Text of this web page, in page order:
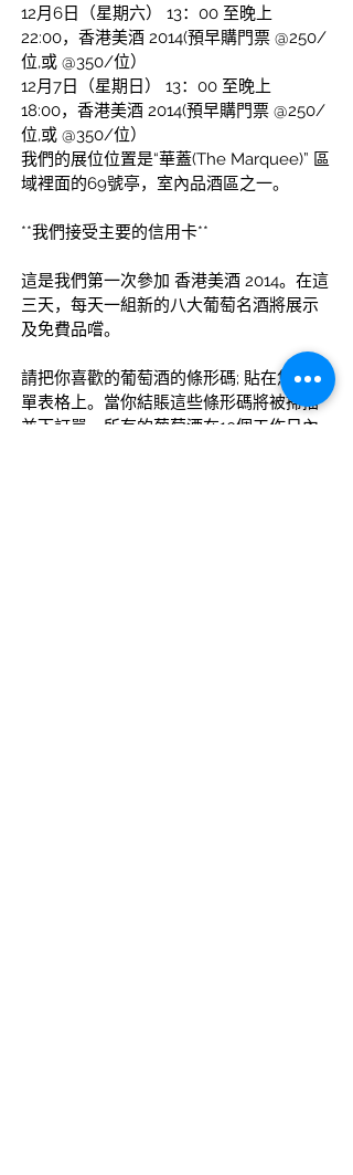
12月6日（星期六）
13：00 至晚上
22:00，香港美酒 2014(預早購門票 @250/
位,或 @350/位）
12月7日（星期日）
13：00 至晚上
18:00，香港美酒 2014(預早購門票 @250/
位,或 @350/位）
我們的展位位置是“華蓋(The Marquee)” 區
域裡面的69號亭，室內品酒區之一。
**我們接受主要的信用卡**
這是我們第一次參加 香港美酒 2014。在這
三天，每天一組新的八大葡萄名酒將展示
及免費品嚐。
請把你喜歡的葡萄酒的條形碼; 貼在您的訂
單表格上。當你結賬這些條形碼將被掃描
並下訂單。所有的葡萄酒在10個工作日內